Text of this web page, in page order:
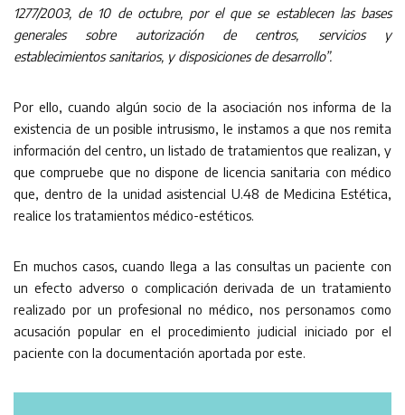
1277/2003, de 10 de octubre, por el que se establecen las bases
generales sobre autorización de centros, servicios y
establecimientos sanitarios, y disposiciones de desarrollo”.
Por ello, cuando algún socio de la asociación nos informa de la
existencia de un posible intrusismo, le instamos a que nos remita
información del centro, un listado de tratamientos que realizan, y
que compruebe que no dispone de licencia sanitaria con médico
que, dentro de la unidad asistencial U.48 de Medicina Estética,
realice los tratamientos médico-estéticos.
En muchos casos, cuando llega a las consultas un paciente con
un efecto adverso o complicación derivada de un tratamiento
realizado por un profesional no médico, nos personamos como
acusación popular en el procedimiento judicial iniciado por el
paciente con la documentación aportada por este.